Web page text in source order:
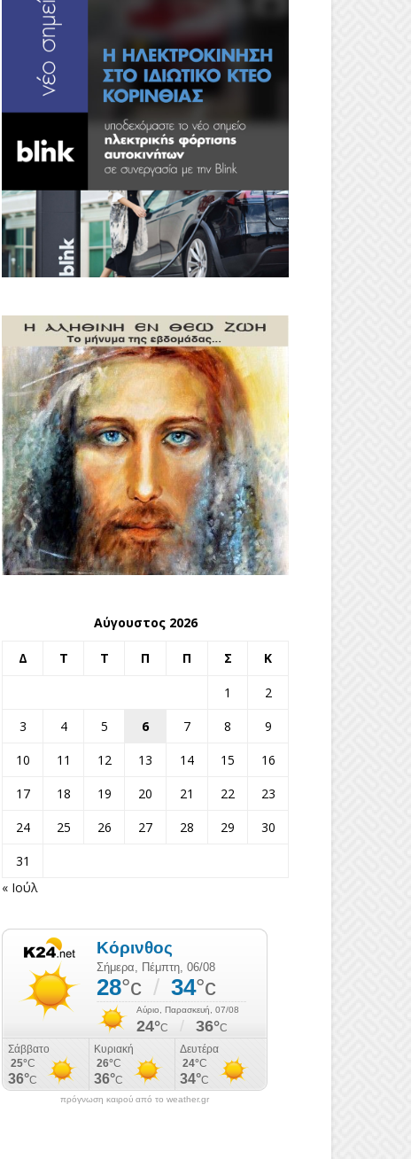
Αύγουστος 2026
Δ Τ Τ Π Π Σ Κ
1
2
3
4 5 6 7 8
9
10
11 12 13 14 15
16
17
18 19 20 21 22
23
24
25 26 27 28 29
30
31
« Ιούλ
πρόγνωση καιρού από το weather.gr